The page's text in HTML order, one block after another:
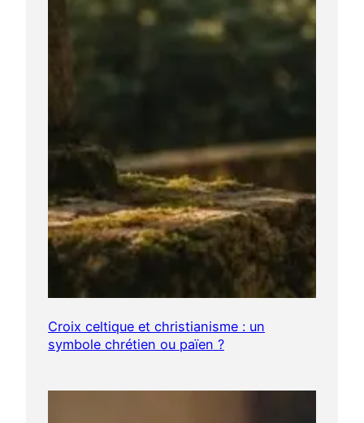
Croix celtique et christianisme : un
symbole chrétien ou païen ?